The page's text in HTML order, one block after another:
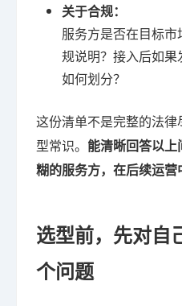
关于合规：
服务方是否在目标
规说明？接入后如
如何划分？
这份清单不是完整的法
型常识。 能清晰回答以
糊的服务方，在后续运营
选型前，先对自
个问题